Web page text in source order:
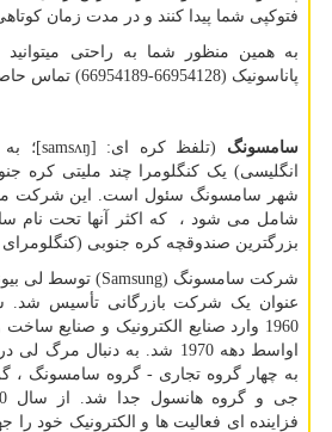
فتوکپی شما پیدا کنند و در مدت زمان
به همین منظور شما به راحتی میتوانید
پاناسونیک (66954128-66954189) تماس حاصل فرمایید.
سامسونگ (تلفظ کره ای: [samsʌŋ]؛
انگلیسی) یک کنگلومرا چند ملیتی کره
شهر سامسونگ سئول است. این شرکت
شامل می شود ، که اکثر آنها تحت نام
بزرگترین صندوقچه کره جنوبی
شرکت سامسونگ (Samsung
عنوان یک شرکت بازرگانی تأسیس شد.
1960 وارد صنایع الکترونیک و صنایع
به چهار گروه تجاری - گروه سامسونگ ،
فزاینده ای فعالیت ها و الکترونیک خود